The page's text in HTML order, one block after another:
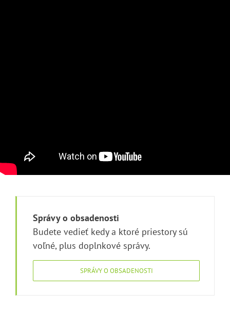
Správy o obsadenosti
Budete vedieť kedy a ktoré priestory sú
voľné, plus doplnkové správy.
SPRÁVY O OBSADENOSTI